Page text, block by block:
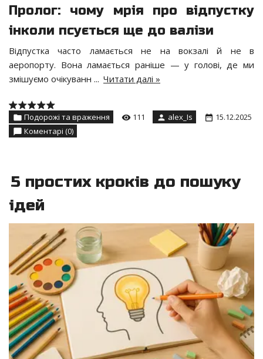
Пролог: чому мрія про відпустку
інколи псується ще до валізи
Відпустка часто ламається не на вокзалі й не в
аеропорту. Вона ламається раніше — у голові, де ми
змішуємо очікуванн ... Читати далі »
Подорожі та враження 111 alex_Is
15.12.2025
Коментарі (0)
5 простих кроків до пошуку
ідей